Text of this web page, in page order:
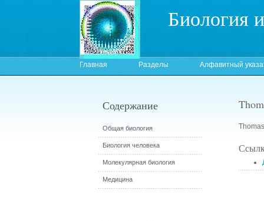
Биология
Главная Разделы Алфавитный
Содержание
Общая биология
Биология человека
Молекулярная биология
Медицина